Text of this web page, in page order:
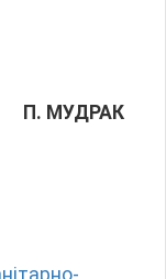
П. МУДРАК